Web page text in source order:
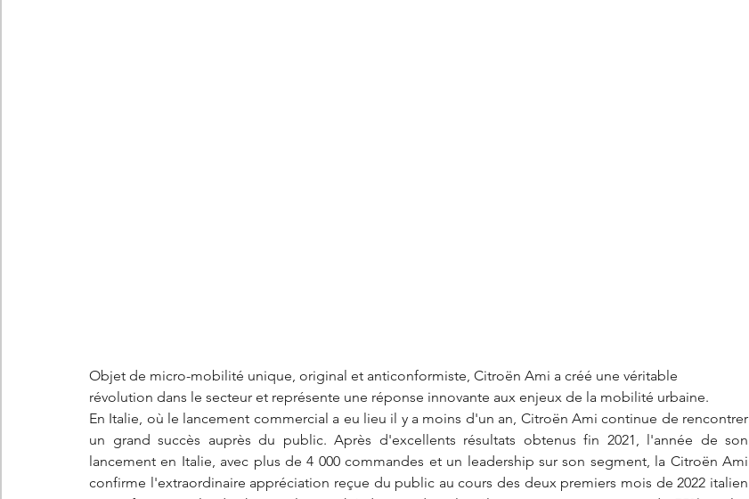
Objet de micro-mobilité unique, original et anticonformiste, Citroën Ami a créé une véritable
révolution dans le secteur et représente une réponse innovante aux enjeux de la mobilité urbaine.
En Italie, où le lancement commercial a eu lieu il y a moins d'un an, Citroën Ami continue de rencontrer
un grand succès auprès du public. Après d'excellents résultats obtenus fin 2021, l'année de son
lancement en Italie, avec plus de 4 000 commandes et un leadership sur son segment, la Citroën Ami
confirme l'extraordinaire appréciation reçue du public au cours des deux premiers mois de 2022 italien